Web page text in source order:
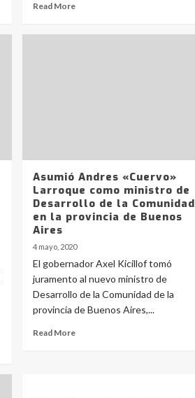
Read More
Asumió Andres «Cuervo»
Larroque como ministro de
Desarrollo de la Comunidad
en la provincia de Buenos
Aires
4 mayo, 2020
El gobernador Axel Kicillof tomó
juramento al nuevo ministro de
Desarrollo de la Comunidad de la
provincia de Buenos Aires,...
Read More